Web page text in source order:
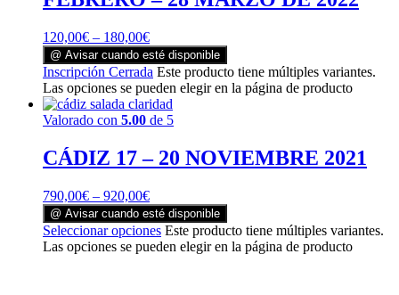
120,00€ – 180,00€
@ Avisar cuando esté disponible
Inscripción Cerrada Este producto tiene múltiples variantes.
Las opciones se pueden elegir en la página de producto
Valorado con 5.00 de 5
CÁDIZ 17 – 20 NOVIEMBRE 2021
790,00€ – 920,00€
@ Avisar cuando esté disponible
Seleccionar opciones Este producto tiene múltiples variantes.
Las opciones se pueden elegir en la página de producto